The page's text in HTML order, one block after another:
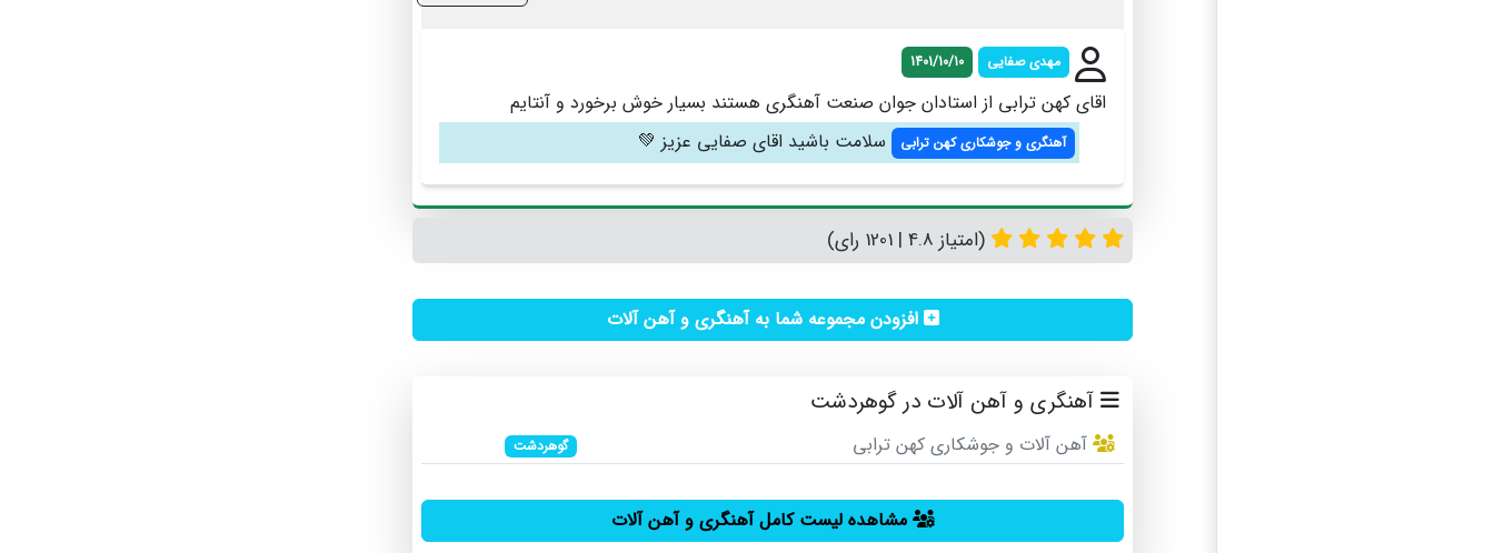
مهدی صفایی 1401/10/10
اقای کهن ترابی از استادان جوان صنعت آهنگری هستند بسیار خوش برخورد و آنتایم
آهنگری و جوشکاری کهن ترابی سلامت باشید اقای صفایی عزیز 💚
(امتیاز 4.8 | 1201 رای)
افزودن مجموعه شما به آهنگری و آهن آلات
آهنگری و آهن آلات در گوهردشت
آهن آلات و جوشکاری کهن ترابی گوهردشت
مشاهده لیست کامل آهنگری و آهن آلات